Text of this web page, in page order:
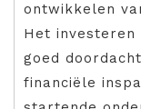
ontwikkelen
Het investeren
goed
financiële